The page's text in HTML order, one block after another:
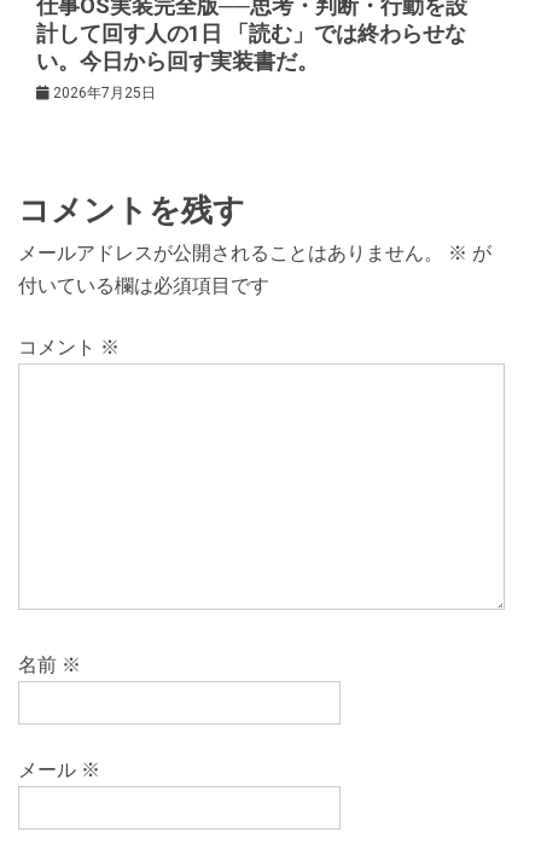
仕事OS実装完全版──思考・判断・行動を設
計して回す人の1日 「読む」では終わらせな
い。今日から回す実装書だ。
2026年7月25日
コメントを残す
メールアドレスが公開されることはありません。 ※ が
付いている欄は必須項目です
コメント ※
名前 ※
メール ※